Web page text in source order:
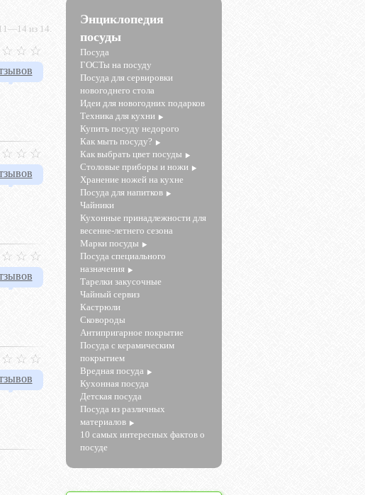
11—14 из 14.
Энциклопедия
посуды
Посуда
ГОСТы на посуду
Посуда для сервировки
новогоднего стола
Идеи для новогодних подарков
Техника для кухни
Купить посуду недорого
Как мыть посуду?
Как выбрать цвет посуды
Столовые приборы и ножи
Хранение ножей на кухне
Посуда для напитков
Чайники
Кухонные принадлежности для
весенне-летнего сезона
Марки посуды
Посуда специального
назначения
Тарелки закусочные
Чайный сервиз
Кастрюли
Сковороды
Антипригарное покрытие
Посуда с керамическим
покрытием
Вредная посуда
Кухонная посуда
Детская посуда
Посуда из различных
материалов
10 самых интересных фактов о
посуде